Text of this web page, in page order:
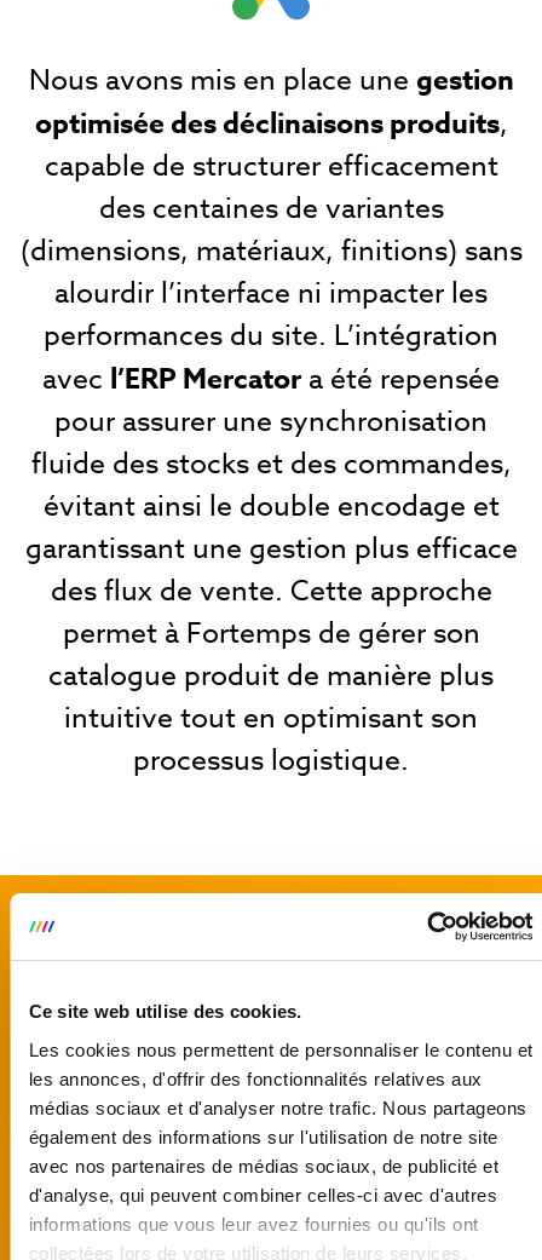
Ce site web utilise des cookies.
Les cookies nous permettent de personnaliser le contenu et
les annonces, d'offrir des fonctionnalités relatives aux
médias sociaux et d'analyser notre trafic. Nous partageons
également des informations sur l'utilisation de notre site
avec nos partenaires de médias sociaux, de publicité et
d'analyse, qui peuvent combiner celles-ci avec d'autres
informations que vous leur avez fournies ou qu'ils ont
collectées lors de votre utilisation de leurs services.
Nous avons mis en place une gestion
optimisée des déclinaisons produits,
capable de structurer efficacement
des centaines de variantes
(dimensions, matériaux, finitions) sans
alourdir l’interface ni impacter les
performances du site. L’intégration
avec l’ERP Mercator a été repensée
pour assurer une synchronisation
fluide des stocks et des commandes,
évitant ainsi le double encodage et
garantissant une gestion plus efficace
des flux de vente. Cette approche
permet à Fortemps de gérer son
catalogue produit de manière plus
intuitive tout en optimisant son
processus logistique.